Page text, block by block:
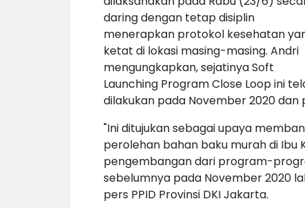
daring dengan tetap disiplin
menerapkan protokol kesehatan
ketat di lokasi masing-masing. Andri
mengungkapkan, sejatinya Soft
Launching Program Close Loop ini
dilakukan pada November 2020
"Ini ditujukan sebagai upaya
perolehan bahan baku murah di Ibu
pengembangan dari program-
sebelumnya pada November 2020
pers PPID Provinsi DKI Jakarta.